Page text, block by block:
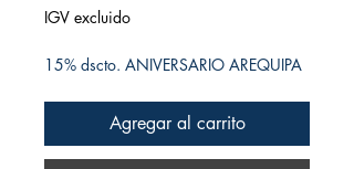
IGV excluido
15% dscto. ANIVERSARIO AREQUIPA
Agregar al carrito